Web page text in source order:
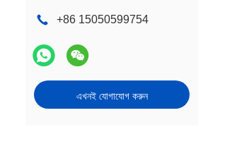
+86 15050599754
এখনই যোগাযোগ করুন